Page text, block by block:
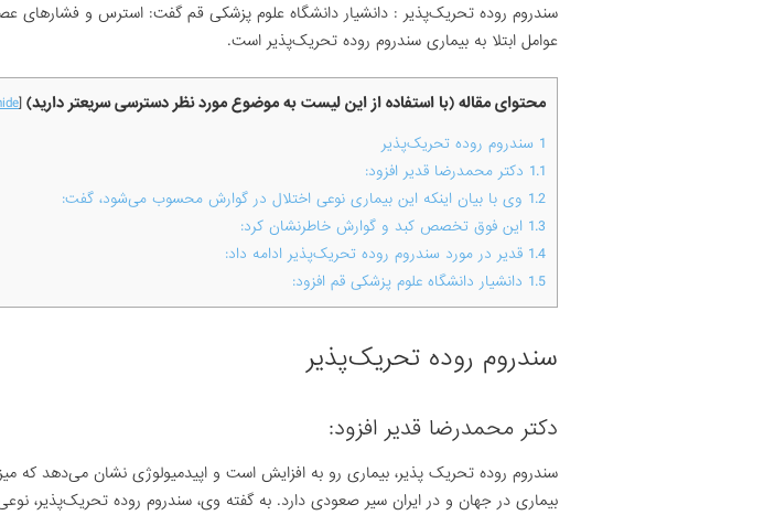
سندروم روده تحریک‌پذیر : دانشیار دانشگاه علوم پزشکی قم گفت: استرس و فشارهای
عوامل ابتلا به بیماری سندروم روده تحریک‌پذیر است.
محتوای مقاله (با استفاده از این لیست به موضوع مورد نظر دسترسی سریعتر دارید) [
1 سندروم روده تحریک‌پذیر
1.1 دکتر محمدرضا قدیر افزود:
1.2 وی با بیان اینکه این بیماری نوعی اختلال در گوارش محسوب می‌شود، گفت:
1.3 این فوق تخصص کبد و گوارش خاطرنشان کرد:
1.4 قدیر در مورد سندروم روده تحریک‌پذیر ادامه داد:
1.5 دانشیار دانشگاه علوم پزشکی قم افزود:
سندروم روده تحریک‌پذیر
دکتر محمدرضا قدیر افزود:
سندروم روده تحریک پذیر، بیماری رو به افزایش است و اپیدمیولوژی نشان می‌دهد که
بیماری در جهان و در ایران سیر صعودی دارد. به گفته وی، سندروم روده تحریک‌پذیر،